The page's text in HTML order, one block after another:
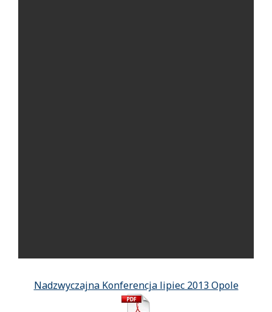
Nadzwyczajna Konferencja lipiec 2013 Opole